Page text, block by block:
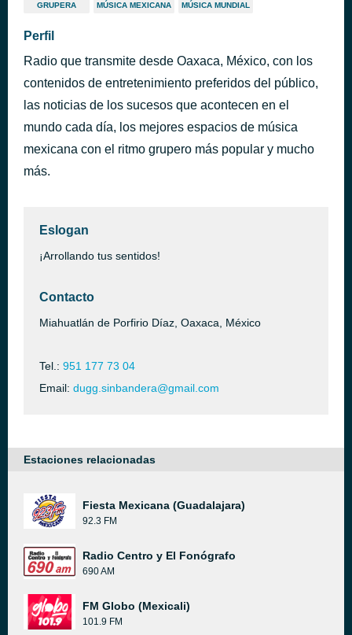
GRUPERA MÚSICA MEXICANA MÚSICA MUNDIAL
Perfil
Radio que transmite desde Oaxaca, México, con los
contenidos de entretenimiento preferidos del público,
las noticias de los sucesos que acontecen en el
mundo cada día, los mejores espacios de música
mexicana con el ritmo grupero más popular y mucho
más.
Eslogan
¡Arrollando tus sentidos!
Contacto
Miahuatlán de Porfirio Díaz, Oaxaca, México
Tel.: 951 177 73 04
Email: dugg.sinbandera@gmail.com
Estaciones relacionadas
Fiesta Mexicana (Guadalajara)
92.3 FM
Radio Centro y El Fonógrafo
690 AM
FM Globo (Mexicali)
101.9 FM